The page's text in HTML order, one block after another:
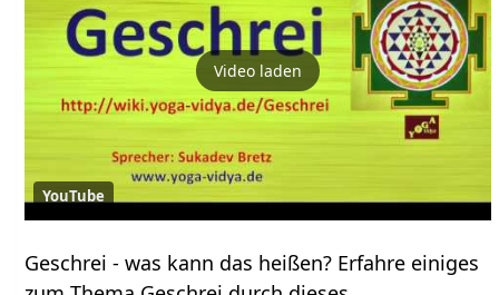
Video laden
YouTube
Geschrei‏‎ - was kann das heißen? Erfahre einiges